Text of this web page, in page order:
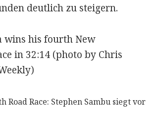
deutlich zu steigern.
Race: Stephen Sambu siegt vor